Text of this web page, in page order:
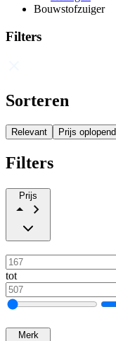
Bouwstofzuiger
Filters
Sorteren
Relevant Prijs oplopend
Filters
Prijs
tot
Merk